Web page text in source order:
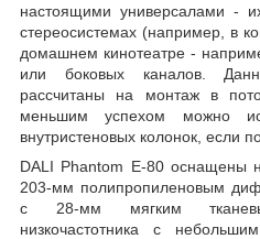
настоящими универсалами -
стереосистемах (например, в
домашнем кинотеатре -
или боковых каналов.
рассчитаны на монтаж в
меньшим успехом можно
внутристеновых колонок, если
DALI Phantom E-80 оснащены
203-мм полипропиленовым
с 28-мм мягким
низкочастотника с